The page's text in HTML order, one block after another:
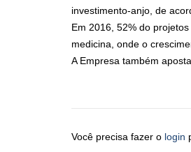
investimento-anjo, de
Em 2016, 52% do
medicina, onde o
A Empresa também
Você precisa fazer o login